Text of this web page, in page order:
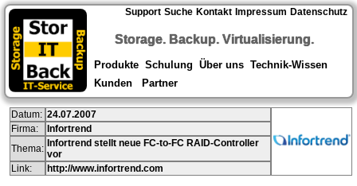
Support Suche Kontakt Impressum Datenschutz
Storage. Backup. Virtualisierung.
Produkte Schulung Über uns Technik-Wissen
Kunden
Partner
Datum: 24.07.2007
Firma:
Infortrend
Thema: Infortrend stellt neue FC-to-FC RAID-Controller
vor
Link:
http://www.infortrend.com